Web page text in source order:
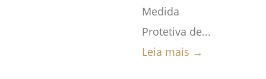
Medida
Protetiva de...
Leia mais →